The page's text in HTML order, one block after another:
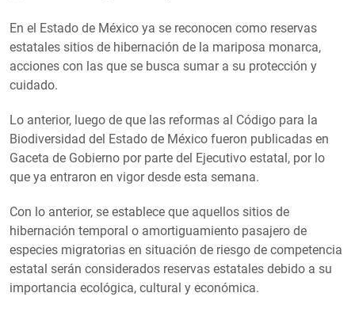
En el Estado de México ya se reconocen como reservas
estatales sitios de hibernación de la mariposa monarca,
acciones con las que se busca sumar a su protección y
cuidado.
Lo anterior, luego de que las reformas al Código para la
Biodiversidad del Estado de México fueron publicadas en
Gaceta de Gobierno por parte del Ejecutivo estatal, por lo
que ya entraron en vigor desde esta semana.
Con lo anterior, se establece que aquellos sitios de
hibernación temporal o amortiguamiento pasajero de
especies migratorias en situación de riesgo de competencia
estatal serán considerados reservas estatales debido a su
importancia ecológica, cultural y económica.